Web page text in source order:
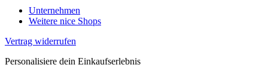
Unternehmen
Weitere nice Shops
Vertrag widerrufen
Personalisiere dein Einkaufserlebnis